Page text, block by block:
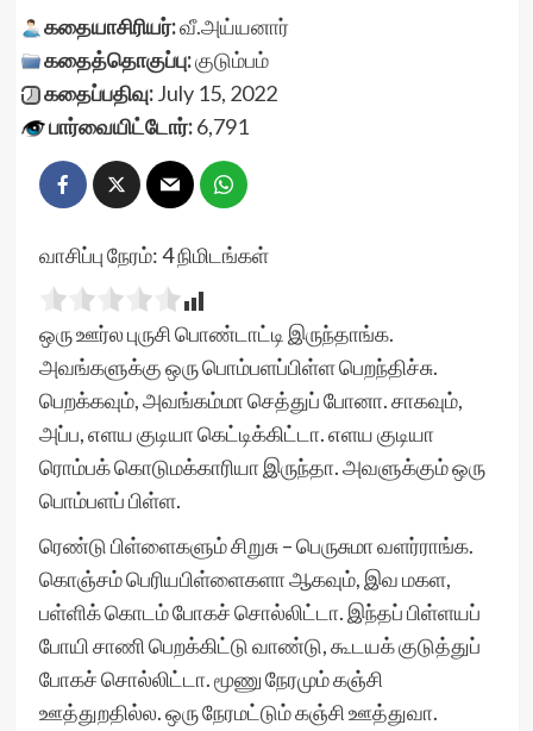
கதையாசிரியர்:வீ.அய்யனார்
கதைத்தொகுப்பு:குடும்பம்
கதைப்பதிவு:July 15, 2022
பார்வையிட்டோர்:6,791
வாசிப்பு நேரம்:4நிமிடங்கள்
ஒரு ஊர்ல புருசி பொண்டாட்டி இருந்தாங்க.
அவங்களுக்கு ஒரு பொம்பளப்பிள்ள பெறந்திச்சு.
பெறக்கவும், அவங்கம்மா செத்துப் போனா. சாகவும்,
அப்ப, எளய குடியா கெட்டிக்கிட்டா. எளய குடியா
ரொம்பக் கொடுமக்காரியா இருந்தா. அவளுக்கும் ஒரு
பொம்பளப் பிள்ள.
ரெண்டு பிள்ளைகளும் சிறுசு – பெருசுமா வளர்ராங்க.
கொஞ்சம் பெரியபிள்ளைகளா ஆகவும், இவ மகள,
பள்ளிக் கொடம் போகச் சொல்லிட்டா. இந்தப் பிள்ளயப்
போயி சாணி பெறக்கிட்டு வாண்டு, கூடயக் குடுத்துப்
போகச் சொல்லிட்டா. மூணு நேரமும் கஞ்சி
ஊத்துறதில்ல. ஒரு நேரமட்டும் கஞ்சி ஊத்துவா.